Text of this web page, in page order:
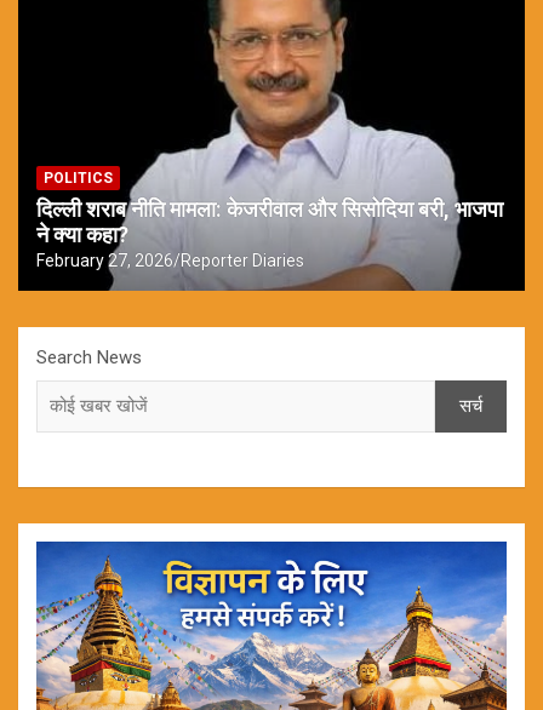
POLITICS
दिल्ली शराब नीति मामला: केजरीवाल और सिसोदिया बरी, भाजपा
ने क्या कहा?
February 27, 2026 Reporter Diaries
Search News
सर्च